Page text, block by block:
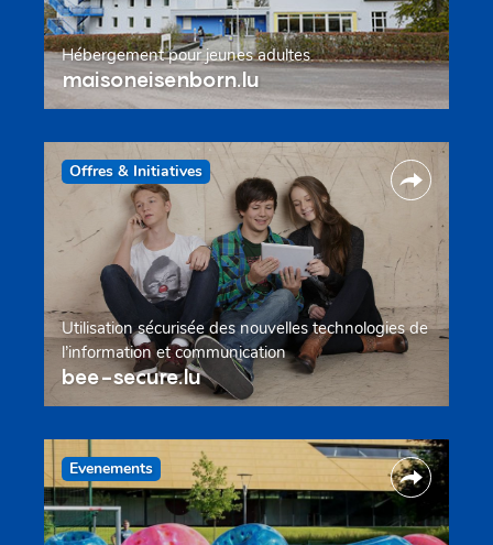
Hébergement pour jeunes adultes
maisoneisenborn.lu
Offres & Initiatives
Utilisation sécurisée des nouvelles technologies de
l’information et communication
bee-secure.lu
Evenements